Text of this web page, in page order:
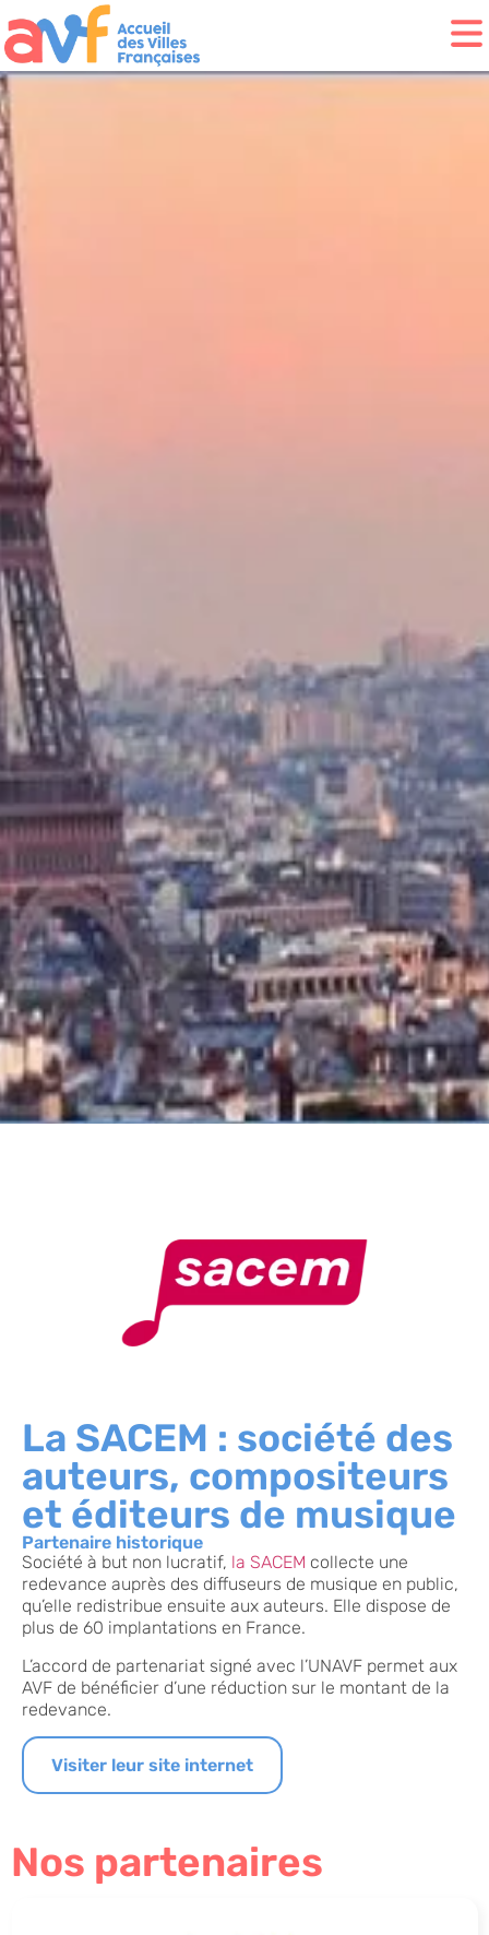
La SACEM : société des
auteurs, compositeurs
et éditeurs de musique
Partenaire historique
Société à but non lucratif, la SACEM collecte une
redevance auprès des diffuseurs de musique en public,
qu’elle redistribue ensuite aux auteurs. Elle dispose de
plus de 60 implantations en France.
L’accord de partenariat signé avec l’UNAVF permet aux
AVF de bénéficier d’une réduction sur le montant de la
redevance.
Visiter leur site internet
Nos partenaires